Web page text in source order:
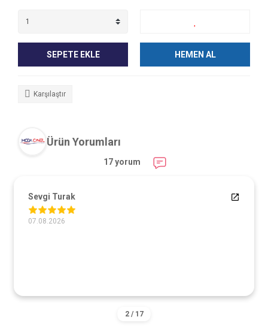
SEPETE EKLE HEMEN AL
Karşılaştır
Ürün Yorumları
17 yorum
Sevgi Turak
07.08.2026